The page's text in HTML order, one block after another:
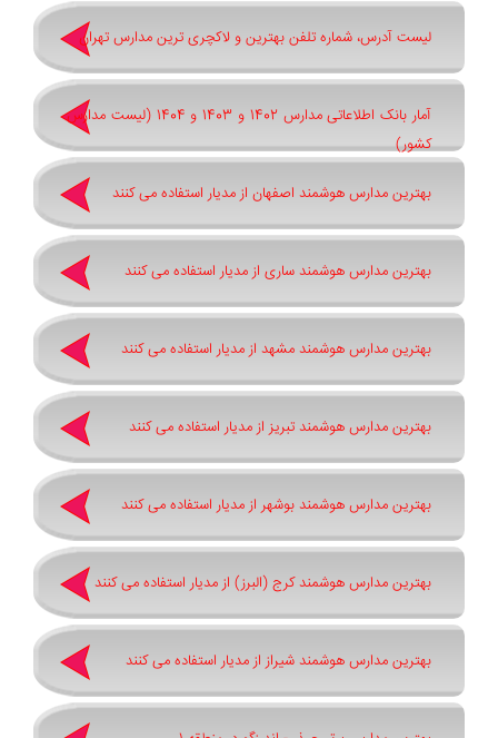
لیست آدرس، شماره تلفن بهترین و لاکچری ترین مدارس تهران
آمار بانک اطلاعاتی مدارس 1402 و 1403 و 1404 (لیست مدارس
کشور)
بهترین مدارس هوشمند اصفهان از مدیار استفاده می کنند
بهترین مدارس هوشمند ساری از مدیار استفاده می کنند
بهترین مدارس هوشمند مشهد از مدیار استفاده می کنند
بهترین مدارس هوشمند تبریز از مدیار استفاده می کنند
بهترین مدارس هوشمند بوشهر از مدیار استفاده می کنند
بهترین مدارس هوشمند کرج (البرز) از مدیار استفاده می کنند
بهترین مدارس هوشمند شیراز از مدیار استفاده می کنند